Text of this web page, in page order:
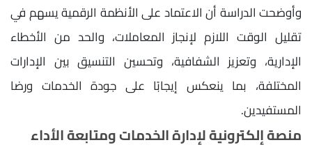
وأوضحت الدراسة أن الاعتماد على الأنظمة الرقمية يسهم في
تقليل الوقت اللازم لإنجاز المعاملات، والحد من الأخطاء
الإدارية، وتعزيز الشفافية، وتحسين التنسيق بين الإدارات
المختلفة، بما ينعكس إيجابًا على جودة الخدمات ورضا
المستفيدين.
منصة إلكترونية لإدارة الخدمات ومتابعة الأداء